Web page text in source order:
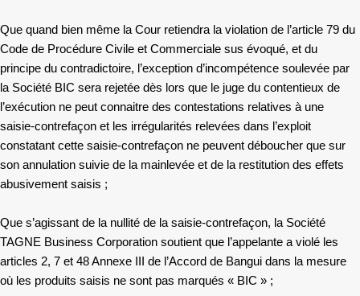
Que quand bien même la Cour retiendra la violation de l’article 79 du
Code de Procédure Civile et Commerciale sus évoqué, et du
principe du contradictoire, l’exception d’incompétence soulevée par
la Société BIC sera rejetée dès lors que le juge du contentieux de
l’exécution ne peut connaitre des contestations relatives à une
saisie-contrefaçon et les irrégularités relevées dans l’exploit
constatant cette saisie-contrefaçon ne peuvent déboucher que sur
son annulation suivie de la mainlevée et de la restitution des effets
abusivement saisis ;
Que s’agissant de la nullité de la saisie-contrefaçon, la Société
TAGNE Business Corporation soutient que l’appelante a violé les
articles 2, 7 et 48 Annexe III de l’Accord de Bangui dans la mesure
où les produits saisis ne sont pas marqués « BIC » ;